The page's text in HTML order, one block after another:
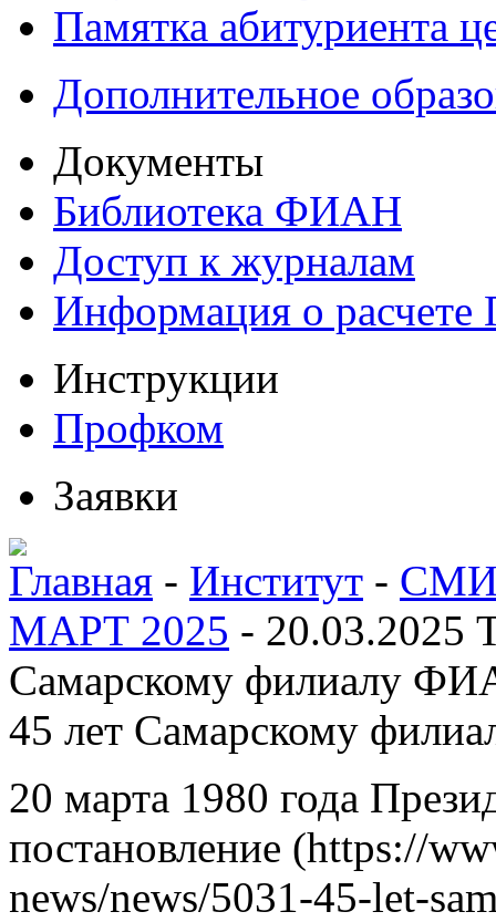
Памятка абитуриента
Дополнительное
Документы
Библиотека ФИАН
Доступ к журналам
Информация о
Инструкции
Профком
Заявки
Главная - Институт - СМИ
МАРТ 2025 - 20.03.2025
Самарскому филиалу
45 лет Самарскому
20 марта 1980 года
постановление (https://
news/news/5031-45-let-